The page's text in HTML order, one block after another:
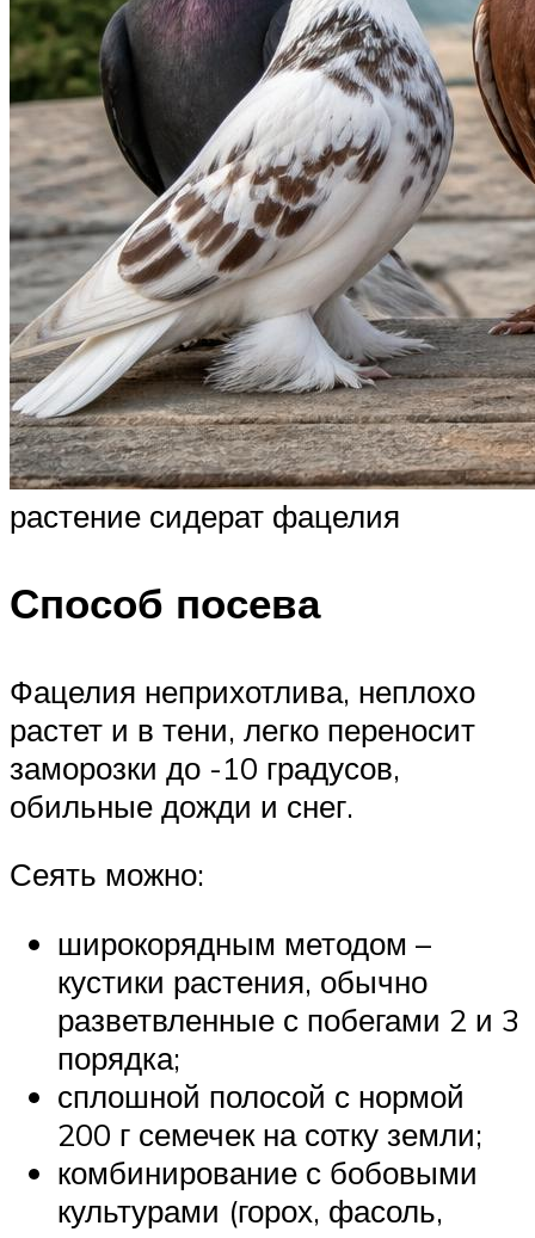
растение сидерат фацелия
Способ посева
Фацелия неприхотлива, неплохо
растет и в тени, легко переносит
заморозки до -10 градусов,
обильные дожди и снег.
Сеять можно:
широкорядным методом –
кустики растения, обычно
разветвленные с побегами 2 и 3
порядка;
сплошной полосой с нормой
200 г семечек на сотку земли;
комбинирование с бобовыми
культурами (горох, фасоль,